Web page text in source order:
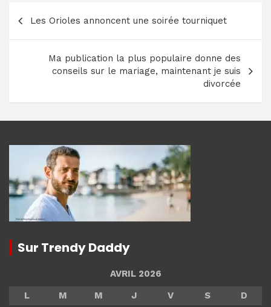
Navigation
de
l’article
Les Orioles annoncent une soirée tourniquet
Ma publication la plus populaire donne des
conseils sur le mariage, maintenant je suis
divorcée
Sur Trendy Daddy
AVRIL 2026
L
M M J V S
D